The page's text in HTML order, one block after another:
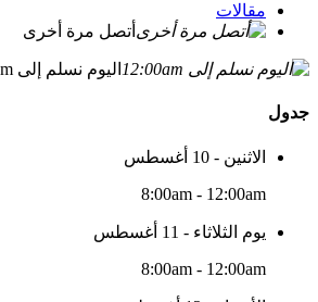
مقالات
أتصل مرة أخرى
اليوم نسلم إلى 12:00am
جدول
الاثنين - 10 أغسطس
8:00am - 12:00am
يوم الثلاثاء - 11 أغسطس
8:00am - 12:00am